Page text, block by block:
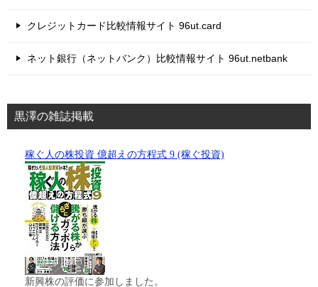
クレジットカード比較情報サイト 96ut.card
ネット銀行（ネットバンク）比較情報サイト 96ut.netbank
黒澤の雑誌掲載
稼ぐ人の株投資 億超えの方程式 9 (稼ぐ投資)
新興株の評価に参加しました。